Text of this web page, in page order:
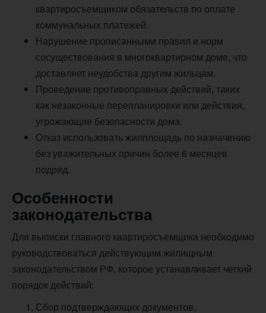
квартиросъемщиком обязательств по оплате
коммунальных платежей.
Нарушение прописанными правил и норм
сосуществования в многоквартирном доме, что
доставляет неудобства другим жильцам.
Проведение противоправных действий, таких
как незаконные перепланировки или действия,
угрожающие безопасности дома.
Отказ использовать жилплощадь по назначению
без уважительных причин более 6 месяцев
подряд.
Особенности
законодательства
Для выписки главного квартиросъемщика необходимо
руководствоваться действующим жилищным
законодательством РФ, которое устанавливает четкий
порядок действий:
Сбор подтверждающих документов,